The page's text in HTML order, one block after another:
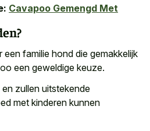
Cavapoo Gemengd Met
familie hond die gemakkelijk
een geweldige keuze.
zullen uitstekende
met kinderen kunnen